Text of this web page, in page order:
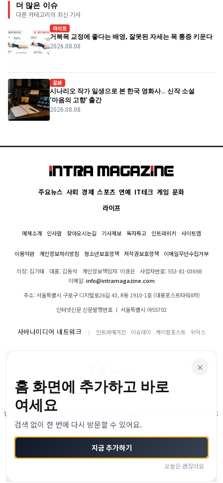
더 많은 이슈
다른 카테고리의 최신 기사
라이프
거북목 교정에 좋다는 배영, 잘못된 자세는 목 통증 키운다
2026.08.08
문화
시나리오 작가 일생으로 본 한국 영화사… 신작 소설
‘마음의 고향’ 출간
2026.08.08
주요뉴스 사회 경제 스포츠 연예 IT테크 게임 문화
라이프
매체소개 인사말 찾아오시는길 기사제보 독자투고 인트라위키 사이트맵
이용약관 개인정보처리방침 청소년보호정책 저작권보호정책 이메일무단수집거부
의장: 김기태 대표: 김동석 개인정보책임자: 이경은
사업자번호: 553-81-03698
이메일:info@intramagazine.com
주소: 서울특별시 구로구 디지털로26길 43, R동 1910-1호 (대륭포스트타워8차)
인터넷신문 신문발행번호 ㅣ 서울특별시 아55702
사바나미디어 네트워크 인트라매거진 이슈데이 케이팝포스트 위닥스
인트라매거진의 모든 콘텐츠(기사)는 저작권법의 보호를 받으며, 무단 전재, 복사, 배포
등을 금합니다.
© 2024–2026 인트라매거진. All Rights Reserved
×
홈 화면에 추가하고 바로
여세요
검색 없이 한 번에 다시 방문할 수 있어요.
지금 추가하기
오늘은 괜찮아요